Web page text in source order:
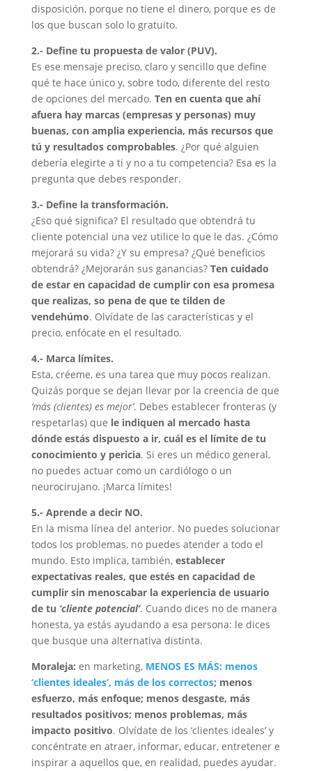
disposición, porque no tiene el dinero, porque es de
los que buscan solo lo gratuito.
2.- Define tu propuesta de valor (PUV).
Es ese mensaje preciso, claro y sencillo que define
qué te hace único y, sobre todo, diferente del resto
de opciones del mercado. Ten en cuenta que ahí
afuera hay marcas (empresas y personas) muy
buenas, con amplia experiencia, más recursos que
tú y resultados comprobables. ¿Por qué alguien
debería elegirte a ti y no a tu competencia? Esa es la
pregunta que debes responder.
3.- Define la transformación.
¿Eso qué significa? El resultado que obtendrá tu
cliente potencial una vez utilice lo que le das. ¿Cómo
mejorará su vida? ¿Y su empresa? ¿Qué beneficios
obtendrá? ¿Mejorarán sus ganancias? Ten cuidado
de estar en capacidad de cumplir con esa promesa
que realizas, so pena de que te tilden de
vendehúmo. Olvídate de las características y el
precio, enfócate en el resultado.
4.- Marca límites.
Esta, créeme, es una tarea que muy pocos realizan.
Quizás porque se dejan llevar por la creencia de que
‘más (clientes) es mejor’. Debes establecer fronteras (y
respetarlas) que le indiquen al mercado hasta
dónde estás dispuesto a ir, cuál es el límite de tu
conocimiento y pericia. Si eres un médico general,
no puedes actuar como un cardiólogo o un
neurocirujano. ¡Marca límites!
5.- Aprende a decir NO.
En la misma línea del anterior. No puedes solucionar
todos los problemas, no puedes atender a todo el
mundo. Esto implica, también, establecer
expectativas reales, que estés en capacidad de
cumplir sin menoscabar la experiencia de usuario
de tu ‘cliente potencial’. Cuando dices no de manera
honesta, ya estás ayudando a esa persona: le dices
que busque una alternativa distinta.
Moraleja: en marketing, MENOS ES MÁS: menos
‘clientes ideales’, más de los correctos; menos
esfuerzo, más enfoque; menos desgaste, más
resultados positivos; menos problemas, más
impacto positivo. Olvídate de los ‘clientes ideales’ y
concéntrate en atraer, informar, educar, entretener e
inspirar a aquellos que, en realidad, puedes ayudar.